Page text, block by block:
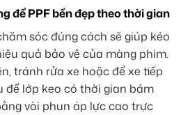
để PPF bền đẹp theo thời gian
sóc đúng cách sẽ giúp kéo
quả bảo vệ của màng phim.
tránh rửa xe hoặc để xe tiếp
để lớp keo có thời gian bám
vòi phun áp lực cao trực